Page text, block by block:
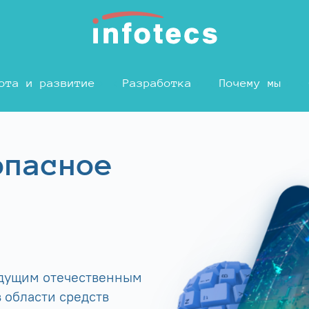
и развитие Разработка Почему мы
отечественным
средств